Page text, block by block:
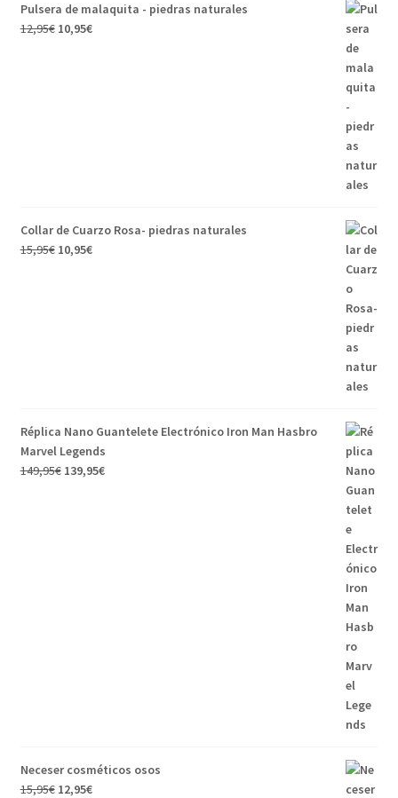
Pulsera de malaquita - piedras naturales
12,95€ El
10,95€El
Collar de Cuarzo Rosa- piedras naturales
15,95€ El
10,95€El
Réplica Nano Guantelete Electrónico Iron Man Hasbro
Marvel Legends
149,95€ El
139,95€El
Neceser cosméticos osos
15,95€ El
12,95€El